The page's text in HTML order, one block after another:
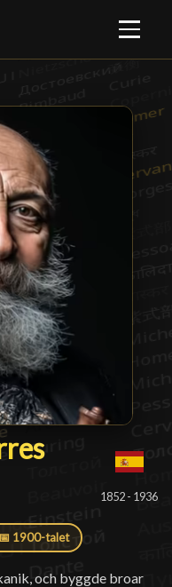
Quevedo
1852 - 1936
📅 1900-talet
och byggde broar